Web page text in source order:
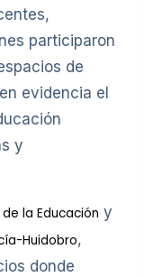
participaron
de
evidencia el
y
la Educación y
Huidobro,
donde